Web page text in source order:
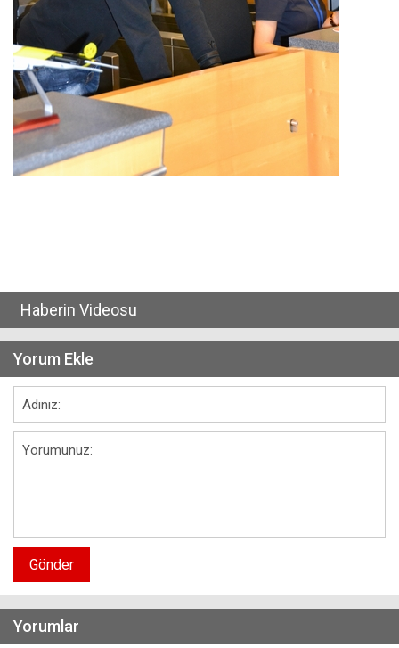
Haberin Videosu
Yorum Ekle
Gönder
Yorumlar